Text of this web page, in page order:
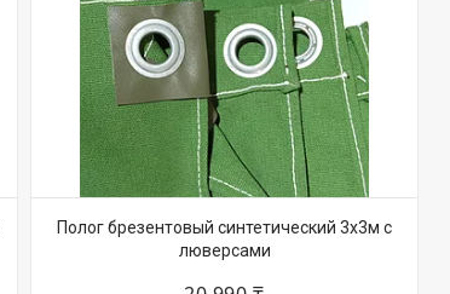
Полог брезентовый синтетический 3х3м с
люверсами